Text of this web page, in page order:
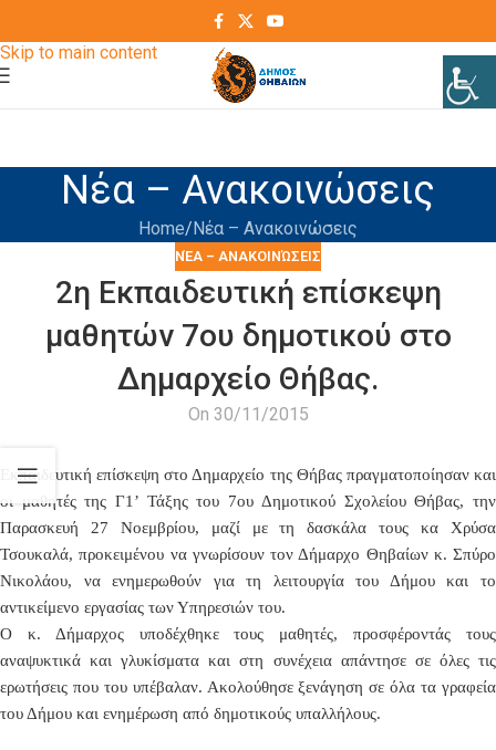
Skip to main content
Νέα – Ανακοινώσεις
Home Νέα – Ανακοινώσεις
ΝΈΑ – ΑΝΑΚΟΙΝΏΣΕΙΣ
2η Εκπαιδευτική επίσκεψη
μαθητών 7ου δημοτικού στο
Δημαρχείο Θήβας.
On 30/11/2015
Εκπαιδευτική επίσκεψη στο Δημαρχείο της Θήβας πραγματοποίησαν και
οι μαθητές της Γ1’ Τάξης του 7ου Δημοτικού Σχολείου Θήβας, την
Παρασκευή 27 Νοεμβρίου, μαζί με τη δασκάλα τους κα Χρύσα
Τσουκαλά, προκειμένου να γνωρίσουν τον Δήμαρχο Θηβαίων κ. Σπύρο
Νικολάου, να ενημερωθούν για τη λειτουργία του Δήμου και το
αντικείμενο εργασίας των Υπηρεσιών του.
Ο κ. Δήμαρχος υποδέχθηκε τους μαθητές, προσφέροντάς τους
αναψυκτικά και γλυκίσματα και στη συνέχεια απάντησε σε όλες τις
ερωτήσεις που του υπέβαλαν. Ακολούθησε ξενάγηση σε όλα τα γραφεία
του Δήμου και ενημέρωση από δημοτικούς υπαλλήλους.